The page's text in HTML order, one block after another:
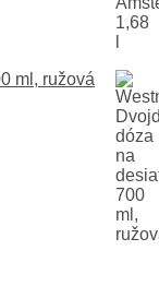
ml, ružová